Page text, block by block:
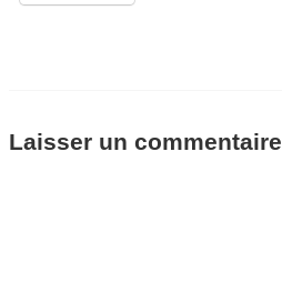
Laisser un commentaire